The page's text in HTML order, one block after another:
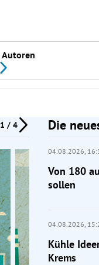
Autoren
1 / 4 Die
04.08.2026,
Von 180
sollen
04.08.2026,
Kühle
Krems